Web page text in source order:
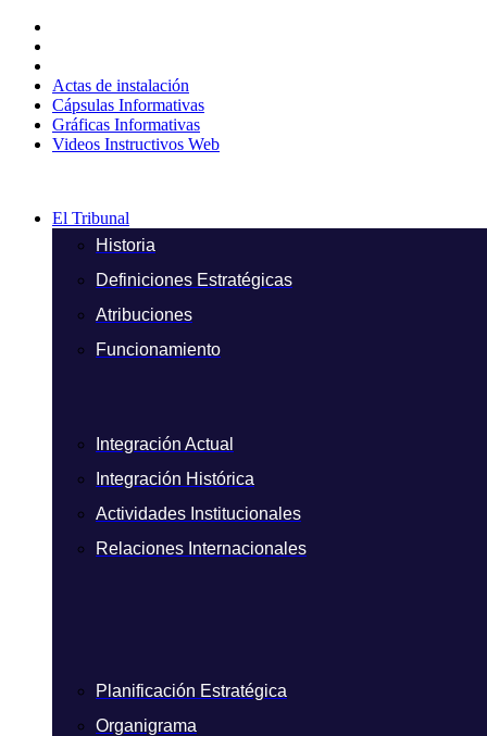
contenido
Actas de instalación
Cápsulas Informativas
Gráficas Informativas
Videos Instructivos Web
El Tribunal
Historia
Definiciones Estratégicas
Atribuciones
Funcionamiento
Integración Actual
Integración Histórica
Actividades Institucionales
Relaciones Internacionales
Planificación Estratégica
Organigrama